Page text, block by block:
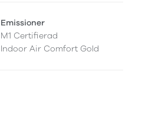
Emissioner
M1 Certifierad
Indoor Air Comfort Gold